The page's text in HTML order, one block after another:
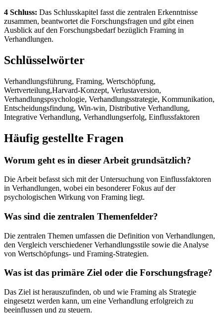
4 Schluss: Das Schlusskapitel fasst die zentralen Erkenntnisse
zusammen, beantwortet die Forschungsfragen und gibt einen
Ausblick auf den Forschungsbedarf bezüglich Framing in
Verhandlungen.
Schlüsselwörter
Verhandlungsführung, Framing, Wertschöpfung,
Wertverteilung,Harvard-Konzept, Verlustaversion,
Verhandlungspsychologie, Verhandlungsstrategie, Kommunikation,
Entscheidungsfindung, Win-win, Distributive Verhandlung,
Integrative Verhandlung, Verhandlungserfolg, Einflussfaktoren
Häufig gestellte Fragen
Worum geht es in dieser Arbeit grundsätzlich?
Die Arbeit befasst sich mit der Untersuchung von Einflussfaktoren
in Verhandlungen, wobei ein besonderer Fokus auf der
psychologischen Wirkung von Framing liegt.
Was sind die zentralen Themenfelder?
Die zentralen Themen umfassen die Definition von Verhandlungen,
den Vergleich verschiedener Verhandlungsstile sowie die Analyse
von Wertschöpfungs- und Framing-Strategien.
Was ist das primäre Ziel oder die Forschungsfrage?
Das Ziel ist herauszufinden, ob und wie Framing als Strategie
eingesetzt werden kann, um eine Verhandlung erfolgreich zu
beeinflussen und zu steuern.